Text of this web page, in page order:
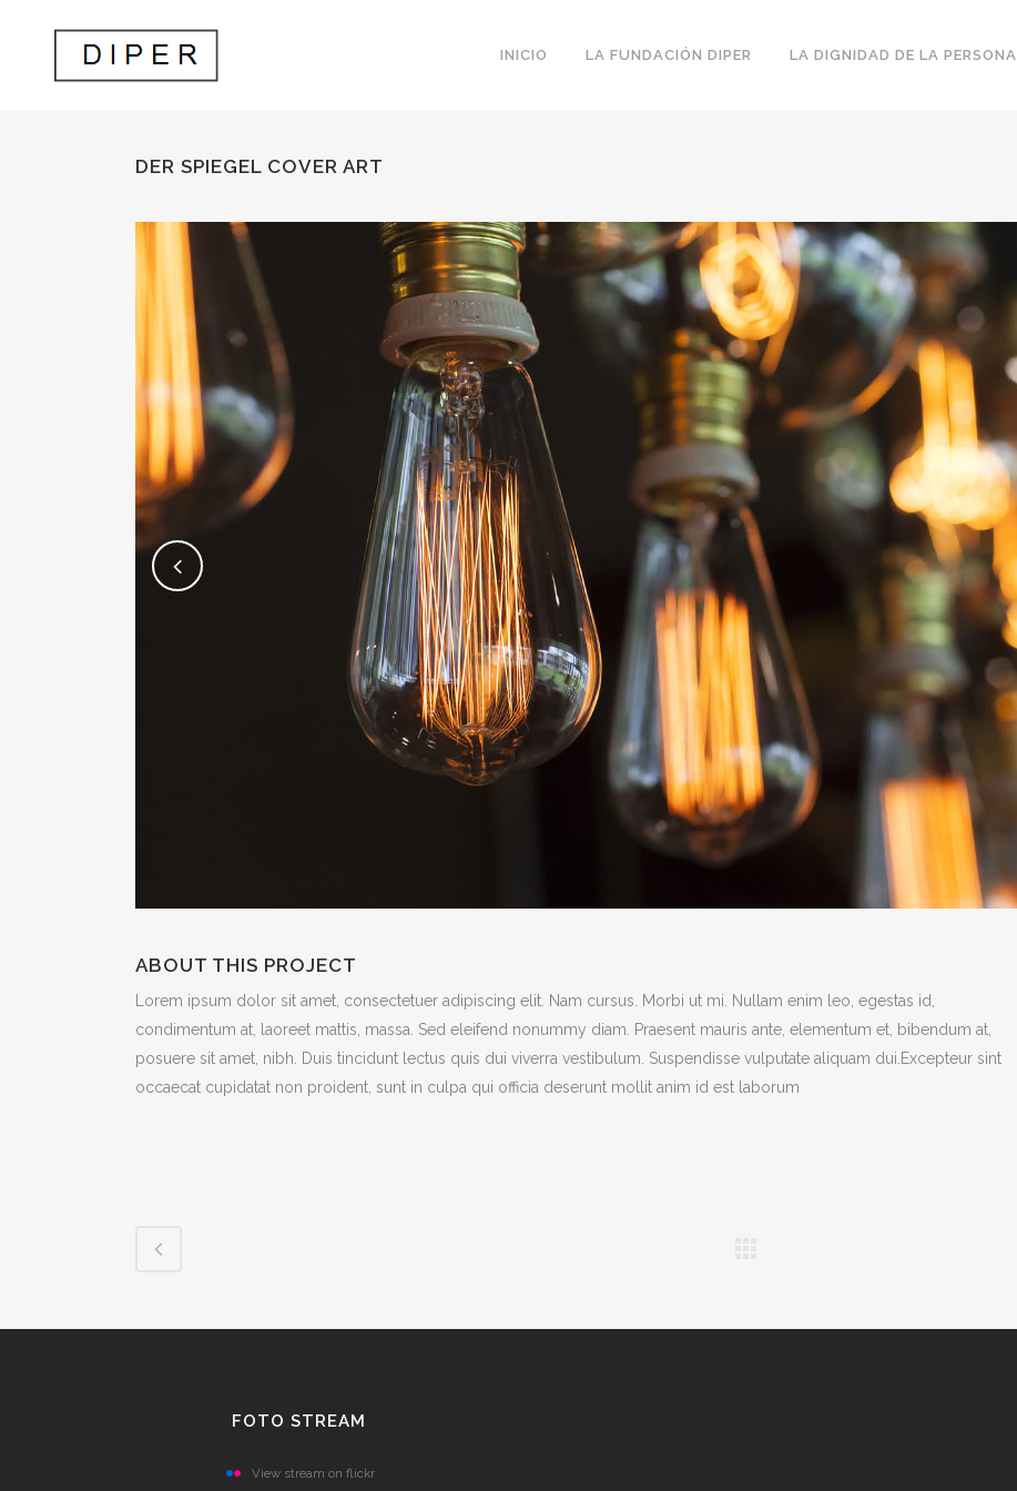
INICIO LA FUNDACIÓN DIPER LA DIGNIDAD DE LA PERSONA
DER SPIEGEL COVER ART
ABOUT THIS PROJECT
Lorem ipsum dolor sit amet, consectetuer adipiscing elit. Nam cursus. Morbi ut mi. Nullam enim leo, egestas id,
condimentum at, laoreet mattis, massa. Sed eleifend nonummy diam. Praesent mauris ante, elementum et, bibendum at,
posuere sit amet, nibh. Duis tincidunt lectus quis dui viverra vestibulum. Suspendisse vulputate aliquam dui.Excepteur sint
occaecat cupidatat non proident, sunt in culpa qui officia deserunt mollit anim id est laborum
FOTO STREAM
View stream on flickr